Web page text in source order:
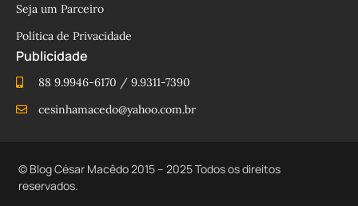
Seja um Parceiro
Política de Privacidade
Publicidade
88 9.9946-6170 / 9.9311-7390
cesinhamacedo@yahoo.com.br
© Blog César Macêdo 2015 – 2025 Todos os direitos
reservados.